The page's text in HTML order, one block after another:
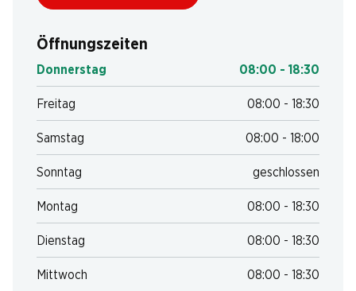
Öffnungszeiten
Donnerstag 08:00 - 18:30
Freitag 08:00 - 18:30
Samstag 08:00 - 18:00
Sonntag geschlossen
Montag 08:00 - 18:30
Dienstag 08:00 - 18:30
Mittwoch 08:00 - 18:30